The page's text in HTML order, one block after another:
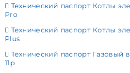
Технический паспорт Котлы
Pro
Технический паспорт Котлы
Plus
Технический паспорт Газовый
11p